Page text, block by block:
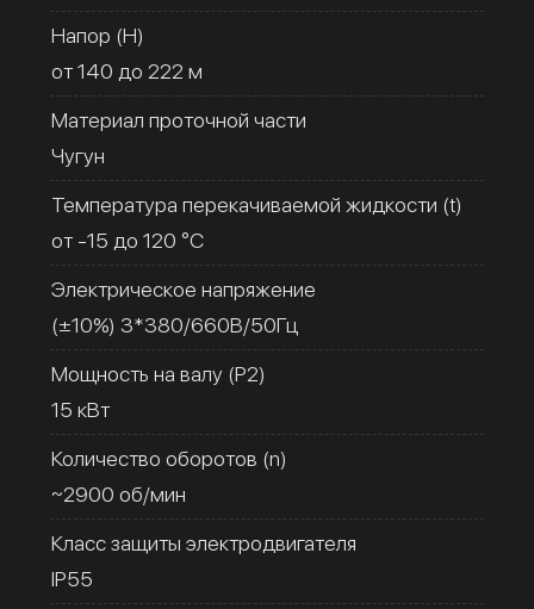
Напор (H)
от 140 до 222 м
Материал проточной части
Чугун
Температура перекачиваемой жидкости (t)
от -15 до 120 °C
Электрическое напряжение
(±10%) 3*380/660В/50Гц
Мощность на валу (Р2)
15 кВт
Количество оборотов (n)
~2900 об/мин
Класс защиты электродвигателя
IP55